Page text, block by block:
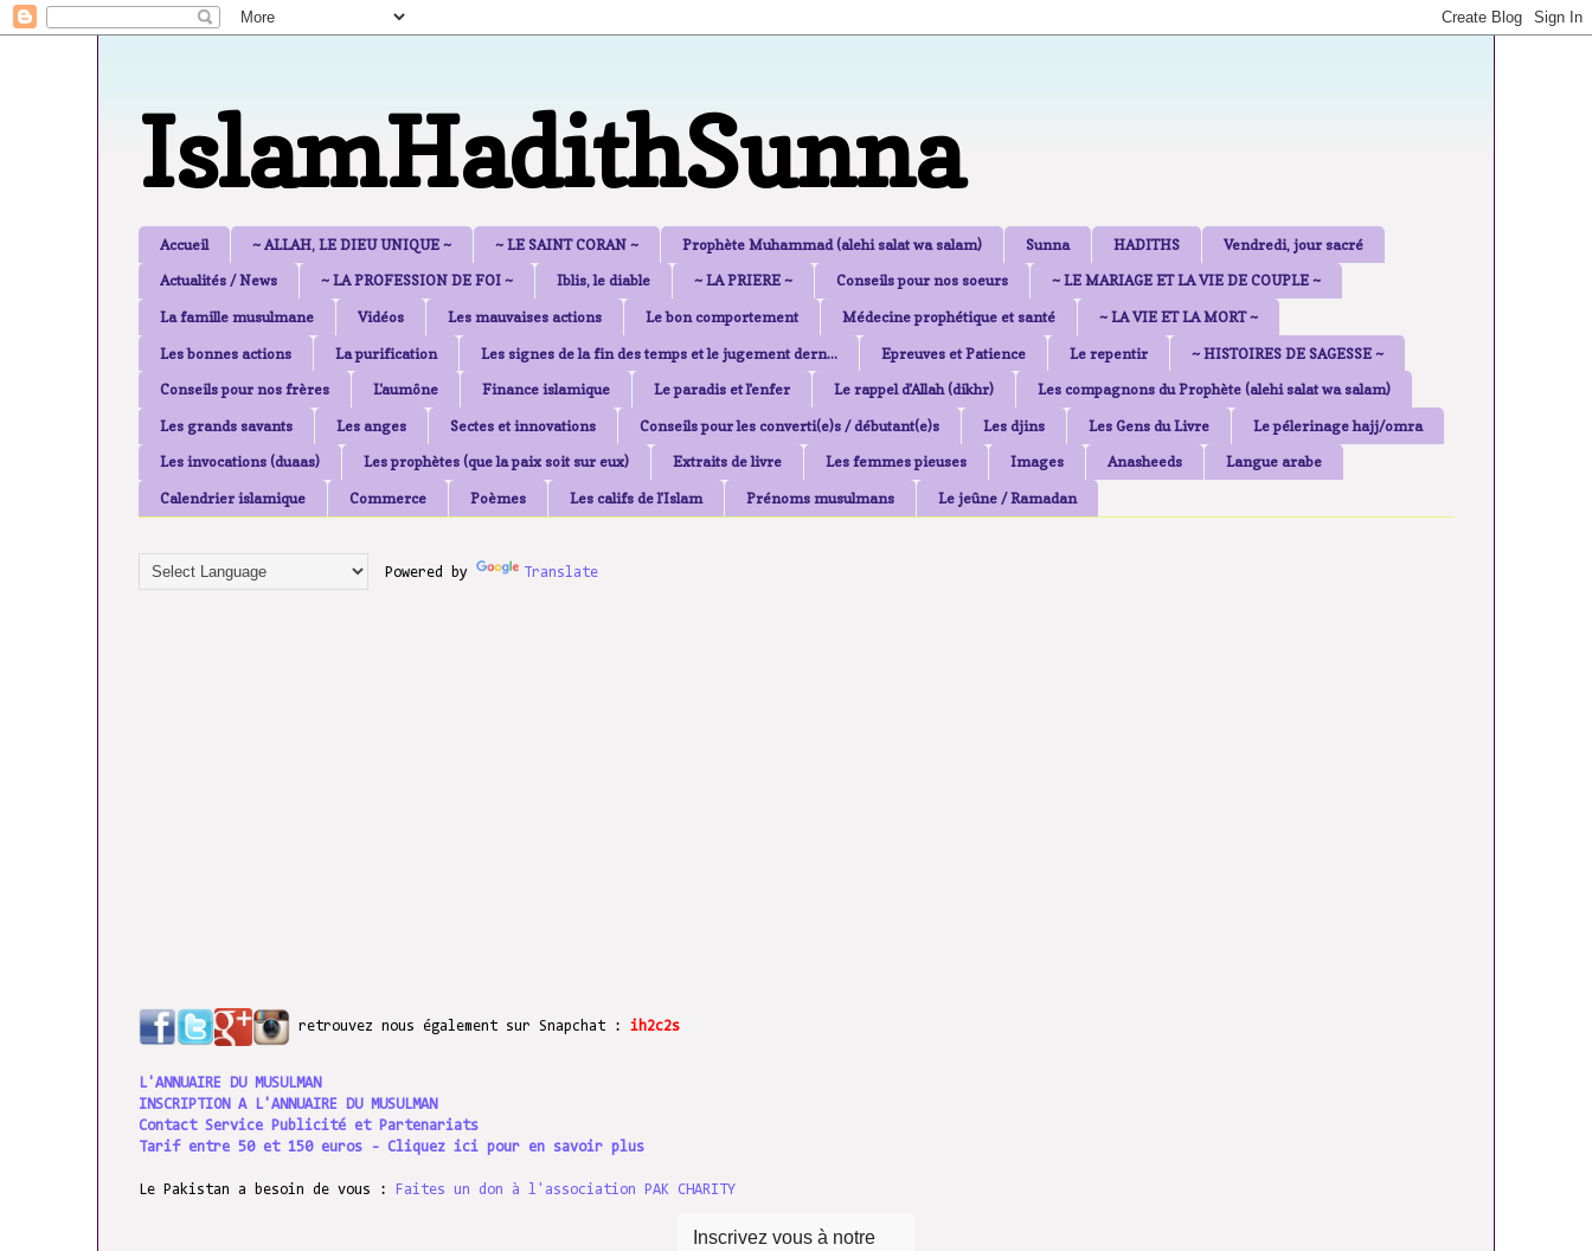
IslamHadithSunna
Accueil ~ ALLAH, LE DIEU UNIQUE ~ ~ LE SAINT CORAN ~ Prophète Muhammad (alehi salat wa salam) Sunna HADITHS Vendredi, jour sacré
Actualités / News ~ LA PROFESSION DE FOI ~ Iblis, le diable ~ LA PRIERE ~ Conseils pour nos soeurs ~ LE MARIAGE ET LA VIE DE COUPLE ~
La famille musulmane Vidéos Les mauvaises actions Le bon comportement Médecine prophétique et santé ~ LA VIE ET LA MORT ~
Les bonnes actions La purification Les signes de la fin des temps et le jugement dern... Epreuves et Patience Le repentir ~ HISTOIRES DE SAGESSE ~
Conseils pour nos frères L'aumône Finance islamique Le paradis et l'enfer Le rappel d'Allah (dikhr) Les compagnons du Prophète (alehi salat wa salam)
Les grands savants Les anges Sectes et innovations Conseils pour les converti(e)s / débutant(e)s Les djins Les Gens du Livre Le pélerinage hajj/omra
Les invocations (duaas) Les prophètes (que la paix soit sur eux) Extraits de livre Les femmes pieuses Images Anasheeds Langue arabe
Calendrier islamique Commerce Poèmes Les califs de l'Islam Prénoms musulmans Le jeûne / Ramadan
Powered by Translate
retrouvez nous également sur Snapchat : ih2c2s
L'ANNUAIRE DU MUSULMAN
INSCRIPTION A L'ANNUAIRE DU MUSULMAN
Contact Service Publicité et Partenariats
Tarif entre 50 et 150 euros - Cliquez ici pour en savoir plus
Le Pakistan a besoin de vous : Faites un don à l'association PAK CHARITY
Inscrivez vous à notre